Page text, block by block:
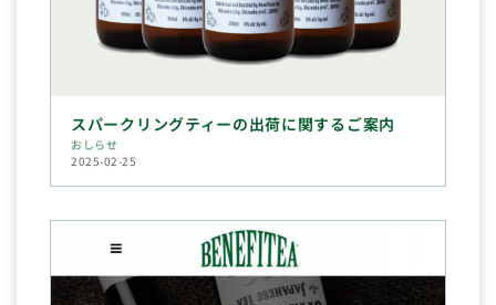
スパークリングティーの出荷に関するご案内
おしらせ
2025-02-25